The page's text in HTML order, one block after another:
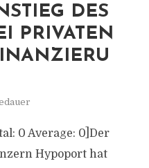
DES
PRIVATEN
0 Average: 0]Der
Hypoport hat